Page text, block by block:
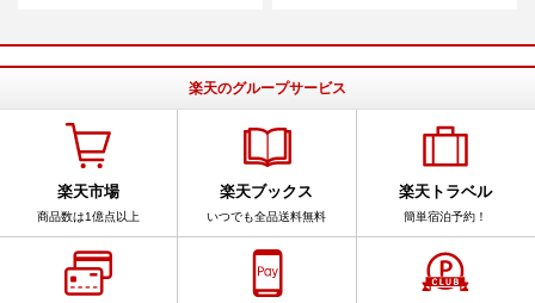
楽天のグループサービス
楽天市場
商品数は1億点以上
楽天ブックス
いつでも全品送料無料
楽天トラベル
簡単宿泊予約！